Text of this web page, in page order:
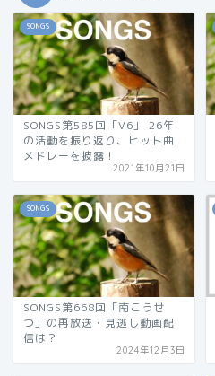
SONGS
SONGS第585回「V6」 26年
の活動を振り返り、ヒット曲
メドレーを披露！
2021年10月21日
SONGS
SONGS第668回「南こうせ
つ」の再放送・見逃し動画配
信は？
2024年12月3日